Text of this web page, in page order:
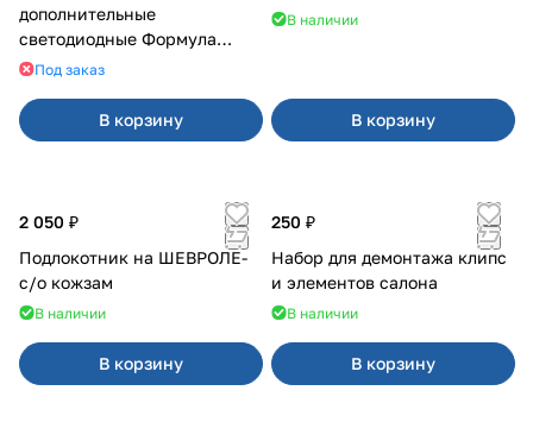
дополнительные
светодиодные Формула
Света
Под заказ
В корзину
В наличии
В корзину
2 050 ₽
Подлокотник на ШЕВРОЛЕ-
с/о кожзам
В наличии
В корзину
250 ₽
Набор для демонтажа клипс
и элементов салона
В наличии
В корзину